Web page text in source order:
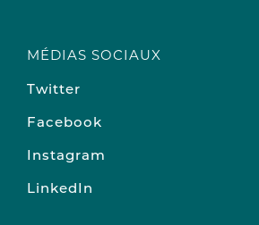
MÉDIAS SOCIAUX
Twitter
Facebook
Instagram
LinkedIn